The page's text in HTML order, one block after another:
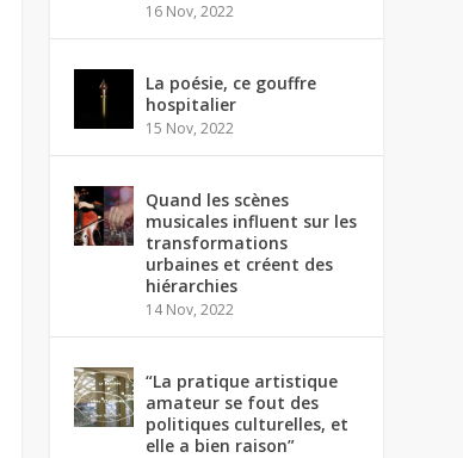
16 Nov, 2022
La poésie, ce gouffre
hospitalier
15 Nov, 2022
Quand les scènes
musicales influent sur les
transformations
urbaines et créent des
hiérarchies
14 Nov, 2022
“La pratique artistique
amateur se fout des
politiques culturelles, et
elle a bien raison”